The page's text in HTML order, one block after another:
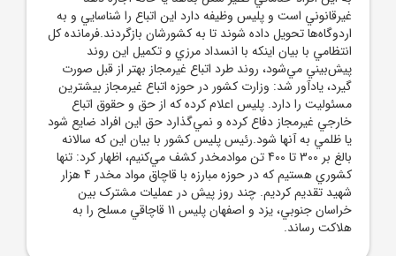
غيرقانوني است و پليس وظيفه دارد اين اتباع را شناسايي و به
اردوگاه‌ها تحويل داده شوند تا به کشورشان بازگردند.فرمانده کل
انتظامي با بيان اينکه با انسداد مرزي و تکميل اين روند
پيش‌بيني مي‌شود، روند طرد اتباع غيرمجاز بهتر از قبل صورت
گيرد، يادآور شد: وزارت کشور در حوزه اتباع غيرمجاز بيشترين
مسئوليت را دارد. پليس اعلام کرده که از حق و حقوق اتباع
خارجي غيرمجاز دفاع کرده و نمي‌گذارد حق اين افراد ضايع شود
يا ظلمي به آنها شود.رئيس پليس کشور با بيان اين که سالانه
بالغ بر 300 تا 400 تن موادمخدر کشف مي‌کنيم، اظهار کرد: تنها
کشوري هستيم که در حوزه مبارزه با قاچاق مواد مخدر 4 هزار
شهيد تقديم کرديم. چند روز پيش در عمليات مشترک بين
خراسان جنوبي، يزد و اصفهان پليس 11 قاچاقي مسلح را به
هلاکت رساند.